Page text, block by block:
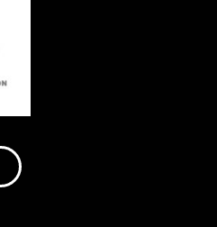
SIIRRY SEURAAVAAN